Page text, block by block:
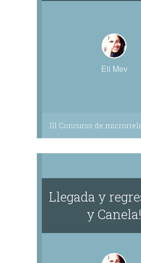
Eli Mev
III Concurso de
Llegada y
y Canela!